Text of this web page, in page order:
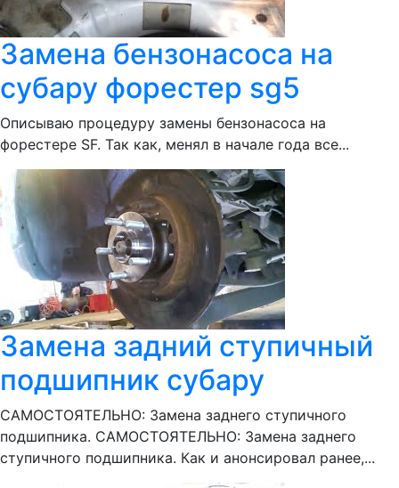
Замена бензонасоса на
субару форестер sg5
Описываю процедуру замены бензонасоса на
форестере SF. Так как, менял в начале года все...
Замена задний ступичный
подшипник субару
САМОСТОЯТЕЛЬНО: Замена заднего ступичного
подшипника. САМОСТОЯТЕЛЬНО: Замена заднего
ступичного подшипника. Как и анонсировал ранее,...